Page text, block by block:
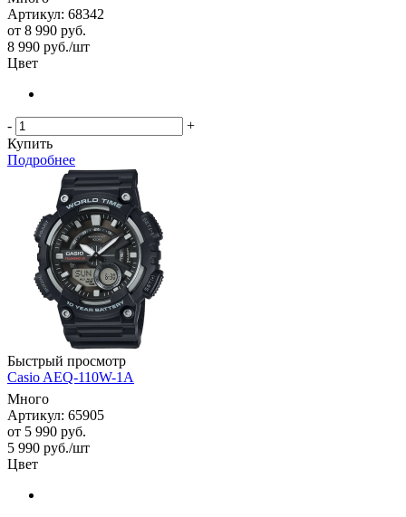
Артикул: 68342
от 8 990 руб.
8 990 руб./шт
Цвет
-
+
Купить
Подробнее
Быстрый просмотр
Casio AEQ-110W-1A
Много
Артикул: 65905
от 5 990 руб.
5 990 руб./шт
Цвет